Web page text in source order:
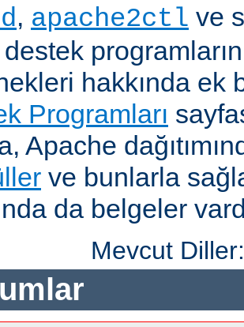
, apache2ctl ve
hakkında ek
Programları
Apache
ve bunlarla
da belgeler
Mevcut